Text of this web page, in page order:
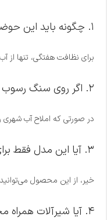
۱. چگونه باید این حوضچه سنگی را تمیز کنیم؟
برای نظافت هفتگی، تنها
۲. اگر روی سنگ رسوب آب ایجاد شد چه کار کنیم؟
در صورتی که املاح آب شهری روی سطح سنگ رسوب کرد،
۳. آیا این مدل فقط برای حمام کاربرد دارد؟
خیر، از این محصول
۴. آیا شیرآلات همراه محصول ارسال می‌شود؟